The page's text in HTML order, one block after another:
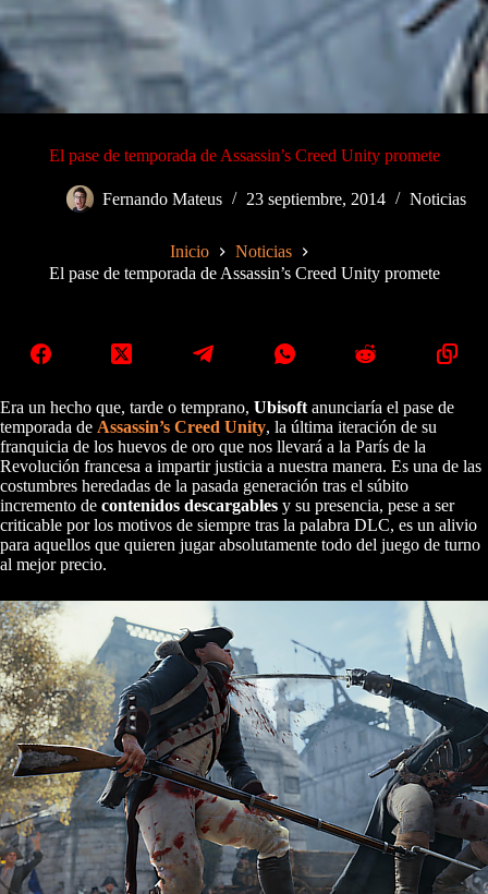
El pase de temporada de Assassin’s Creed Unity promete
Fernando Mateus 23 septiembre, 2014 Noticias
Inicio
Noticias
El pase de temporada de Assassin’s Creed Unity promete
Era un hecho que, tarde o temprano, Ubisoft anunciaría el pase de
temporada de Assassin’s Creed Unity, la última iteración de su
franquicia de los huevos de oro que nos llevará a la París de la
Revolución francesa a impartir justicia a nuestra manera. Es una de las
costumbres heredadas de la pasada generación tras el súbito
incremento de contenidos descargables y su presencia, pese a ser
criticable por los motivos de siempre tras la palabra DLC, es un alivio
para aquellos que quieren jugar absolutamente todo del juego de turno
al mejor precio.